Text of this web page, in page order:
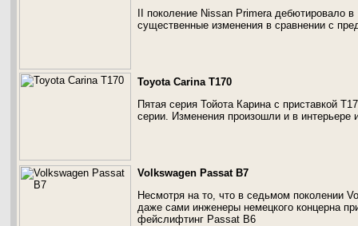
ІІ поколение Nissan Primera дебютировало
существенные изменения в сравнении с
Toyota Carina T170
Пятая серия Тойота Карина с приставкой
серии. Изменения произошли и в интерьере
Volkswagen Passat B7
Несмотря на то, что в седьмом поколении
даже сами инженеры немецкого концерна
фейслифтинг Passat B6